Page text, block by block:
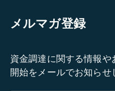
メルマガ登録
資金調達に関する情報
開始をメールでお知らせ